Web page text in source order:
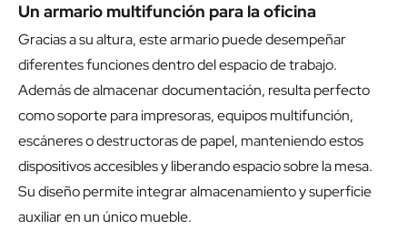
Un armario multifunción para la oficina
Gracias a su altura, este armario puede desempeñar
diferentes funciones dentro del espacio de trabajo.
Además de almacenar documentación, resulta perfecto
como soporte para impresoras, equipos multifunción,
escáneres o destructoras de papel, manteniendo estos
dispositivos accesibles y liberando espacio sobre la mesa.
Su diseño permite integrar almacenamiento y superficie
auxiliar en un único mueble.